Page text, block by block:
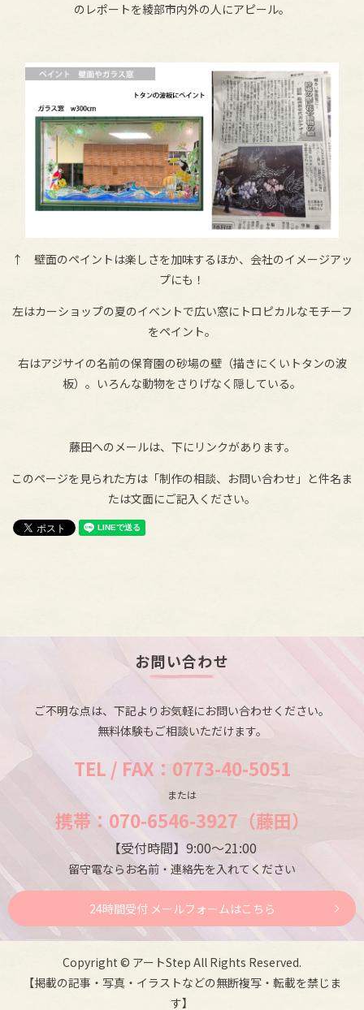
のレポートを綾部市内外の人にアピール。
↑ 壁面のペイントは楽しさを加味するほか、会社のイメージアッ
プにも！
左はカーショップの夏のイベントで広い窓にトロピカルなモチーフ
をペイント。
右はアジサイの名前の保育園の砂場の壁（描きにくいトタンの波
板）。いろんな動物をさりげなく隠している。
藤田へのメールは、下にリンクがあります。
このページを見られた方は「制作の相談、お問い合わせ」と件名ま
たは文面にご記入ください。
お問い合わせ
ご不明な点は、下記よりお気軽にお問い合わせください。
無料体験もご相談いただけます。
TEL / FAX：0773-40-5051
または
携帯：070-6546-3927（藤田）
【受付時間】9:00～21:00
留守電ならお名前・連絡先を入れてください
24時間受付 メールフォームはこちら
Copyright © アートStep All Rights Reserved.
【掲載の記事・写真・イラストなどの無断複写・転載を禁じま
す】